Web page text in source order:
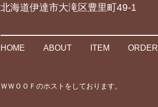
北海道伊達市大滝区豊里町49-1
HOME ABOUT ITEM ORDER
ＷＷＯＯＦのホストをしております。